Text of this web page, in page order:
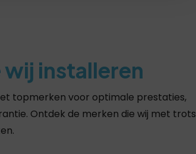
installeren
topmerken voor optimale prestaties,
Ontdek de merken die wij met trots